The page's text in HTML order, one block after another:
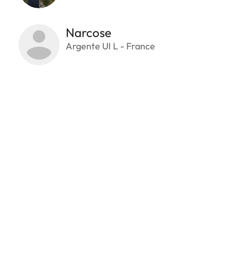
Narcose
Argente UI L - France